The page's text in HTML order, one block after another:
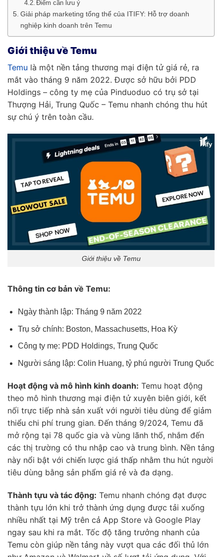
Điểm cần lưu ý
Giải pháp marketing tổng thể của ITIFY: Hỗ trợ doanh
nghiệp kinh doanh trên Temu
Giới thiệu về Temu
Temu là một nền tảng thương mại điện tử giá rẻ, ra
mắt vào tháng 9 năm 2022. Được sở hữu bởi PDD
Holdings – công ty mẹ của Pinduoduo có trụ sở tại
Thượng Hải, Trung Quốc – Temu nhanh chóng thu hút
sự chú ý trên toàn cầu.
Giới thiệu về Temu
Thông tin cơ bản về Temu:
Ngày thành lập: Tháng 9 năm 2022
Trụ sở chính: Boston, Massachusetts, Hoa Kỳ
Công ty mẹ: PDD Holdings, Trung Quốc
Người sáng lập: Colin Huang, tỷ phú người Trung Quốc
Hoạt động và mô hình kinh doanh: Temu hoạt động
theo mô hình thương mại điện tử xuyên biên giới, kết
nối trực tiếp nhà sản xuất với người tiêu dùng để giảm
thiểu chi phí trung gian. Đến tháng 9/2024, Temu đã
mở rộng tại 78 quốc gia và vùng lãnh thổ, nhắm đến
các thị trường có thu nhập cao và trung bình. Nền tảng
này nổi bật với chiến lược giá thấp nhằm thu hút người
tiêu dùng bằng sản phẩm giá rẻ và đa dạng.
Thành tựu và tác động: Temu nhanh chóng đạt được
thành tựu lớn khi trở thành ứng dụng được tải xuống
nhiều nhất tại Mỹ trên cả App Store và Google Play
ngay sau khi ra mắt. Tốc độ tăng trưởng nhanh của
Temu còn giúp nền tảng này vượt qua các đối thủ lớn